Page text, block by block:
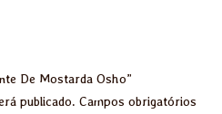
De Mostarda Osho”
publicado. Campos obrigatórios